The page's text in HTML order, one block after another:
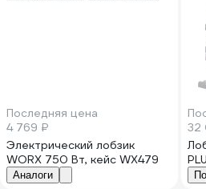
Последняя цена
4 769 ₽
Электрический лобзик
WORX 750 Вт, кейс WX479
Аналоги
32